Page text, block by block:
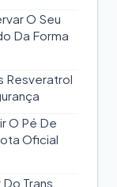
O Seu
Da Forma
Resveratrol
O Pé De
Oficial
Trans